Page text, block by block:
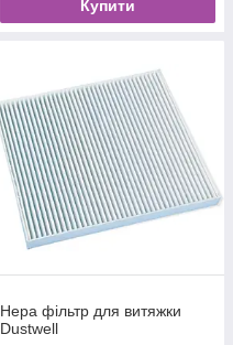
Купити
Hepa фільтр для витяжки
Dustwell